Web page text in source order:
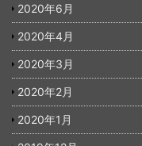
2020年6月
2020年4月
2020年3月
2020年2月
2020年1月